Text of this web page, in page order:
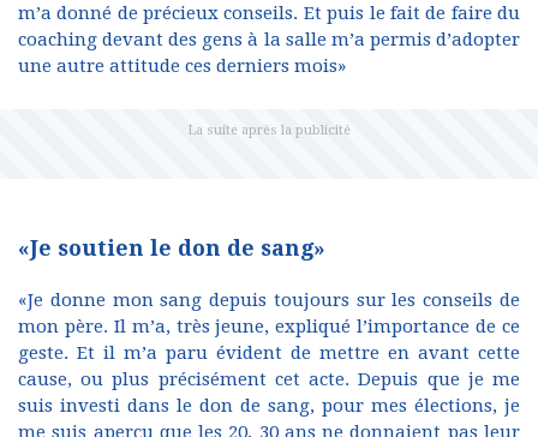
m’a donné de précieux conseils. Et puis le fait de faire du
coaching devant des gens à la salle m’a permis d’adopter
une autre attitude ces derniers mois»
«Je soutien le don de sang»
«Je donne mon sang depuis toujours sur les conseils de
mon père. Il m’a, très jeune, expliqué l’importance de ce
geste. Et il m’a paru évident de mettre en avant cette
cause, ou plus précisément cet acte. Depuis que je me
suis investi dans le don de sang, pour mes élections, je
me suis aperçu que les 20, 30 ans ne donnaient pas leur